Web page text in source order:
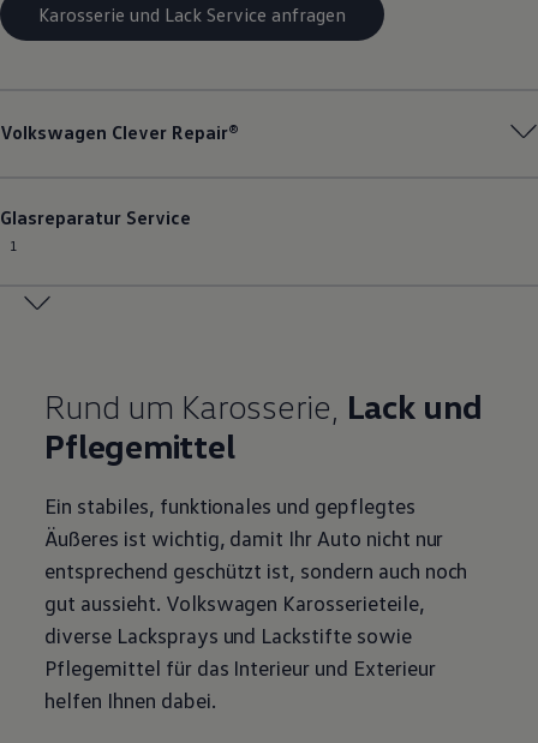
Karosserie und Lack Service anfragen
Volkswagen Clever Repair®
Glasreparatur Service
1
Rund um Karosserie, Lack und
Pflegemittel
Ein stabiles, funktionales und gepflegtes
Äußeres ist wichtig, damit Ihr Auto nicht nur
entsprechend geschützt ist, sondern auch noch
gut aussieht. Volkswagen Karosserieteile,
diverse Lacksprays und Lackstifte sowie
Pflegemittel für das Interieur und Exterieur
helfen Ihnen dabei.